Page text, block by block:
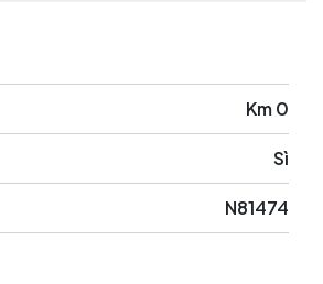
Km 0
Sì
N81474